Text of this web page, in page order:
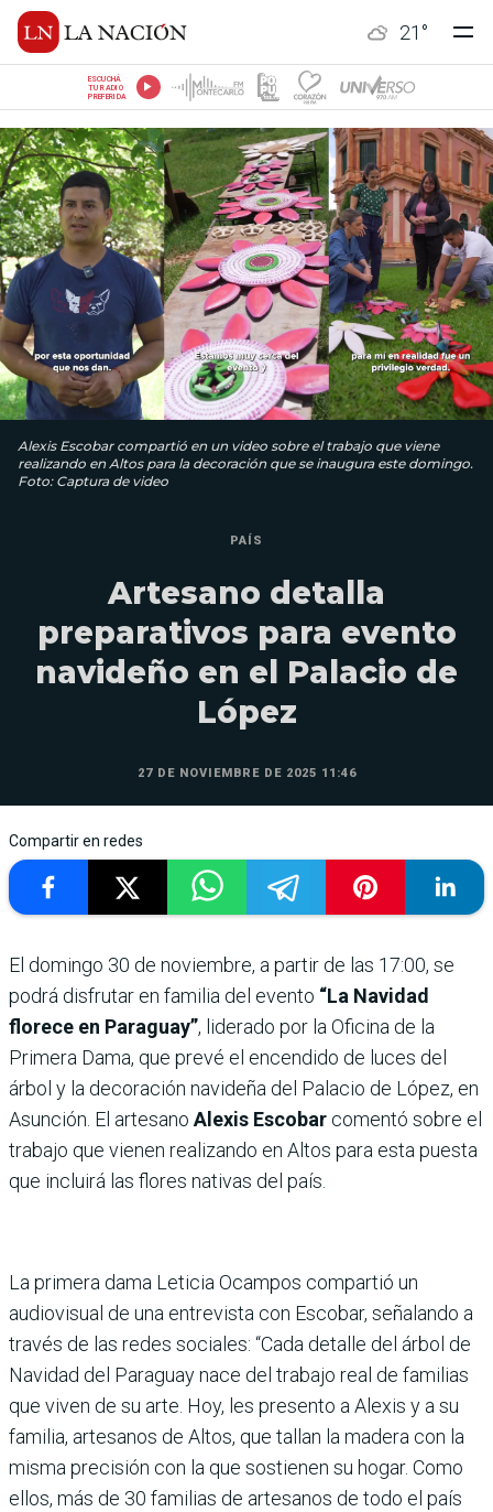
21 °
ESCUCHÁ
TU RADIO
PREFERIDA
Alexis Escobar compartió en un video sobre el trabajo que viene
realizando en Altos para la decoración que se inaugura este domingo.
Foto: Captura de video
PAÍS
Artesano detalla
preparativos para evento
navideño en el Palacio de
López
27 DE NOVIEMBRE DE 2025 11:46
Compartir en redes
El domingo 30 de noviembre, a partir de las 17:00, se
podrá disfrutar en familia del evento “La Navidad
florece en Paraguay”, liderado por la Oficina de la
Primera Dama, que prevé el encendido de luces del
árbol y la decoración navideña del Palacio de López, en
Asunción. El artesano Alexis Escobar comentó sobre el
trabajo que vienen realizando en Altos para esta puesta
que incluirá las flores nativas del país.
La primera dama Leticia Ocampos compartió un
audiovisual de una entrevista con Escobar, señalando a
través de las redes sociales: “Cada detalle del árbol de
Navidad del Paraguay nace del trabajo real de familias
que viven de su arte. Hoy, les presento a Alexis y a su
familia, artesanos de Altos, que tallan la madera con la
misma precisión con la que sostienen su hogar. Como
ellos, más de 30 familias de artesanos de todo el país